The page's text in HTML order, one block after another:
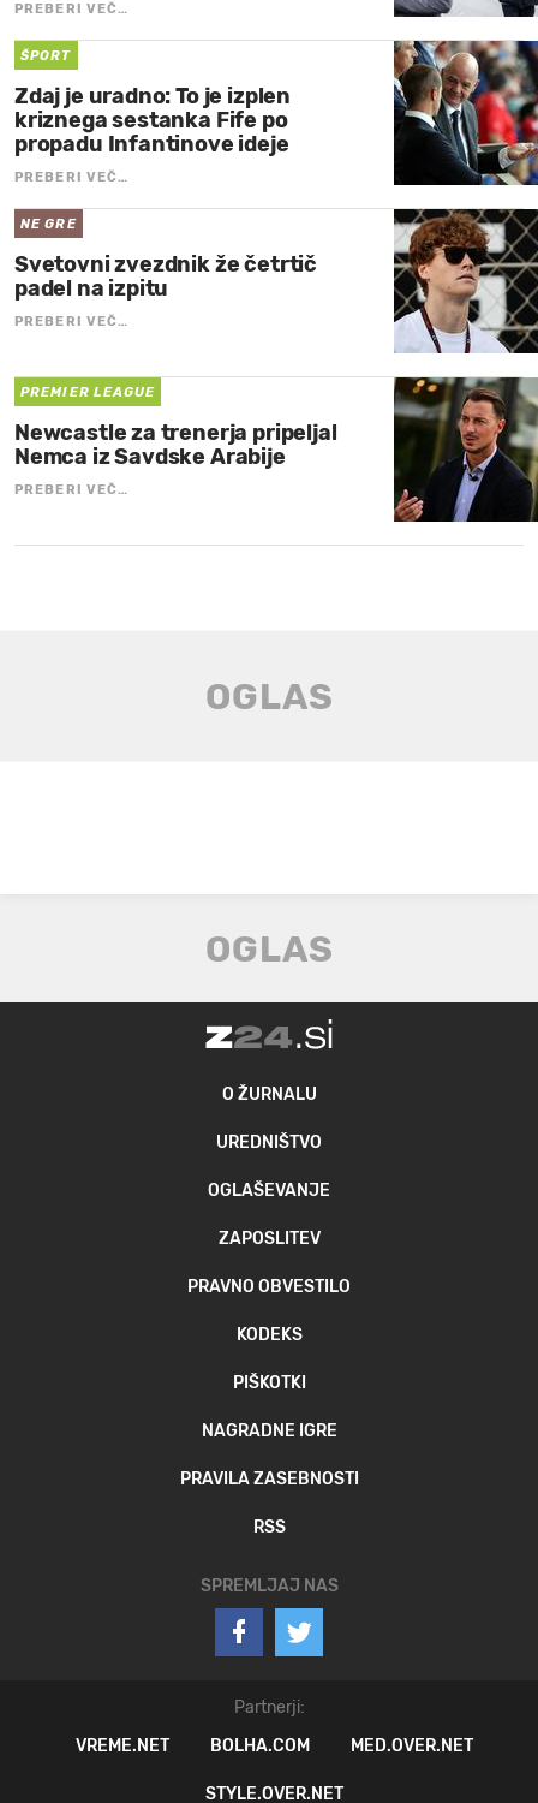
PREBERI VEČ…
ŠPORT
Zdaj je uradno: To je izplen
kriznega sestanka Fife po
propadu Infantinove ideje
PREBERI VEČ…
NE GRE
Svetovni zvezdnik že četrtič
padel na izpitu
PREBERI VEČ…
PREMIER LEAGUE
Newcastle za trenerja pripeljal
Nemca iz Savdske Arabije
PREBERI VEČ…
O ŽURNALU
UREDNIŠTVO
OGLAŠEVANJE
ZAPOSLITEV
PRAVNO OBVESTILO
KODEKS
PIŠKOTKI
NAGRADNE IGRE
PRAVILA ZASEBNOSTI
RSS
SPREMLJAJ NAS
Partnerji:
VREME.NET
BOLHA.COM MED.OVER.NET
STYLE.OVER.NET